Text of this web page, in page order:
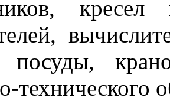
посуды,
технического